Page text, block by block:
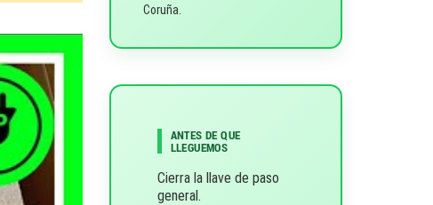
Coruña.
ANTES DE QUE
LLEGUEMOS
Cierra la llave de paso
general.